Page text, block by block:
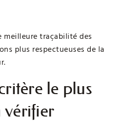
traçabilité des
plus respectueuses de la
le plus
vérifier